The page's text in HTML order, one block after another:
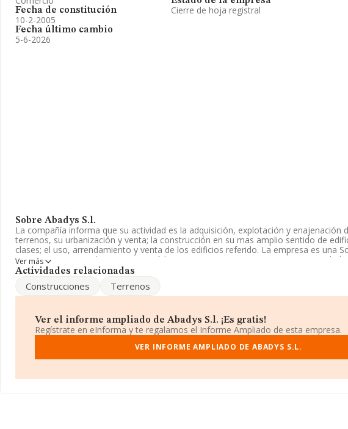
Fecha de constitución
10-2-2005
Fecha último cambio
5-6-2026
Cierre de hoja registral
Sobre Abadys S.l.
La compañía informa que su actividad es la adquisición, explotación y enajenación
terrenos, su urbanización y venta; la construcción en su mas amplio sentido de
clases; el uso, arrendamiento y venta de los edificios referido. La empresa es una
Su CNAE corresponde a 4650 con código '%cnae%'. La empresa no tiene actividad
exteriores.
Ha contado con el mismo número de profesionales y teniendo en cuenta la
INFORMA, ha dispuesto de un número de empleados por debajo de la media de
Su teléfono es 954002321.
La compañíaAbadys S.L, con CIF B91408344, se encuentra en Calle Sierra De Gata
la facturación alcanza la cifra de 28.352 millones de euros y se estima que el
Ver más
Actividades relacionadas
Construcciones Terrenos
Ver el informe ampliado de Abadys S.l. ¡Es gratis!
Regístrate en eInforma y te regalamos el Informe Ampliado de esta empresa.
VER INFORME AMPLIADO DE ABADYS S.L.